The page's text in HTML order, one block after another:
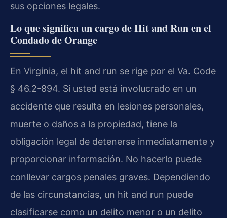
sus opciones legales.
Lo que significa un cargo de Hit and Run en el
Condado de Orange
En Virginia, el hit and run se rige por el Va. Code
§ 46.2-894. Si usted está involucrado en un
accidente que resulta en lesiones personales,
muerte o daños a la propiedad, tiene la
obligación legal de detenerse inmediatamente y
proporcionar información. No hacerlo puede
conllevar cargos penales graves. Dependiendo
de las circunstancias, un hit and run puede
clasificarse como un delito menor o un delito